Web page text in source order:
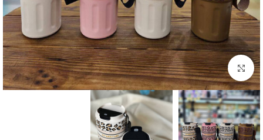
Click to enlarge